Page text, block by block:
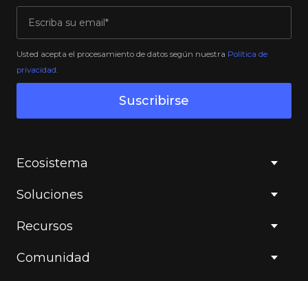
Usted acepta el procesamiento de datos según nuestra Política de
privacidad.
Suscribirse
Ecosistema
Soluciones
Recursos
Comunidad